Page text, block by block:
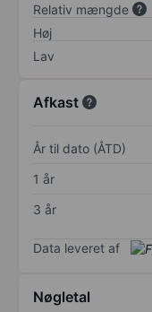
Relativ mængde
Høj
Lav
Afkast
År til dato (ÅTD)
1 år
3 år
Data leveret af
Nøgletal